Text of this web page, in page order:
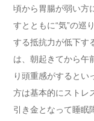
頃から胃腸が弱い方
すとともに“気”の巡
する抵抗力が低下す
は、朝起きてから午
り頭重感がするとい
方は基本的にストレ
引き金となって睡眠